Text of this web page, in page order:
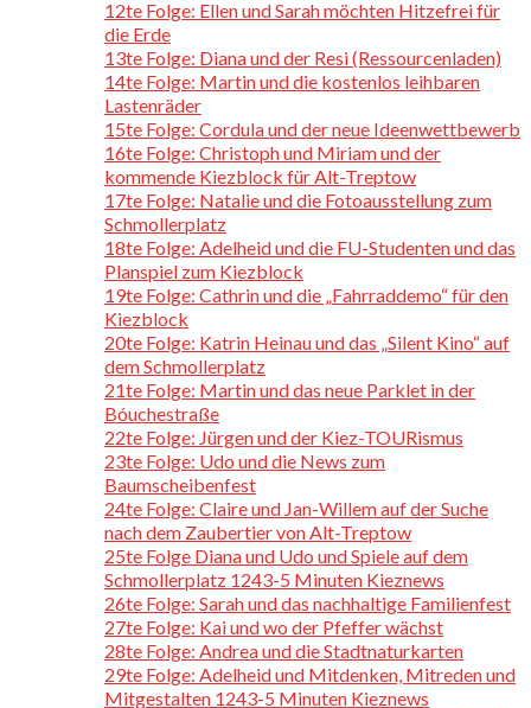
12te Folge: Ellen und Sarah möchten Hitzefrei für
die Erde
13te Folge: Diana und der Resi (Ressourcenladen)
14te Folge: Martin und die kostenlos leihbaren
Lastenräder
15te Folge: Cordula und der neue Ideenwettbewerb
16te Folge: Christoph und Miriam und der
kommende Kiezblock für Alt-Treptow
17te Folge: Natalie und die Fotoausstellung zum
Schmollerplatz
18te Folge: Adelheid und die FU-Studenten und das
Planspiel zum Kiezblock
19te Folge: Cathrin und die „Fahrraddemo“ für den
Kiezblock
20te Folge: Katrin Heinau und das „Silent Kino“ auf
dem Schmollerplatz
21te Folge: Martin und das neue Parklet in der
Bóuchestraße
22te Folge: Jürgen und der Kiez-TOURismus
23te Folge: Udo und die News zum
Baumscheibenfest
24te Folge: Claire und Jan-Willem auf der Suche
nach dem Zaubertier von Alt-Treptow
25te Folge Diana und Udo und Spiele auf dem
Schmollerplatz 1243-5 Minuten Kieznews
26te Folge: Sarah und das nachhaltige Familienfest
27te Folge: Kai und wo der Pfeffer wächst
28te Folge: Andrea und die Stadtnaturkarten
29te Folge: Adelheid und Mitdenken, Mitreden und
Mitgestalten 1243-5 Minuten Kieznews